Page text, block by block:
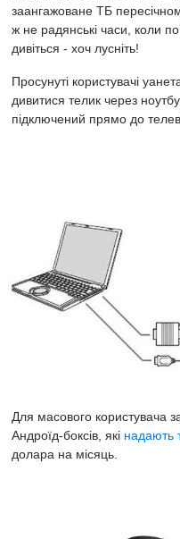
заангажоване ТБ
ж не радянські часи, коли
дивіться - хоч лусніть!
Просунуті користувачі
дивитися телик через
підключений прямо до
Для масового користувача
Андроїд-боксів, які надають
долара на місяць.